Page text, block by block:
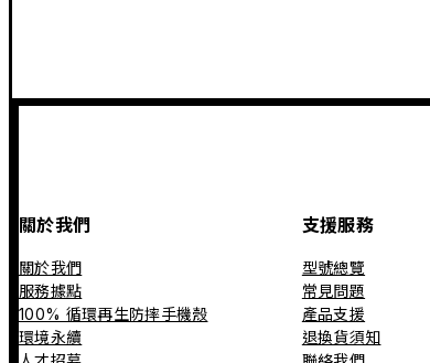
關於我們
關於我們
服務據點
100% 循環再生防摔手機殼
環境永續
支援服務
型號總覽
常見問題
產品支援
退換貨須知